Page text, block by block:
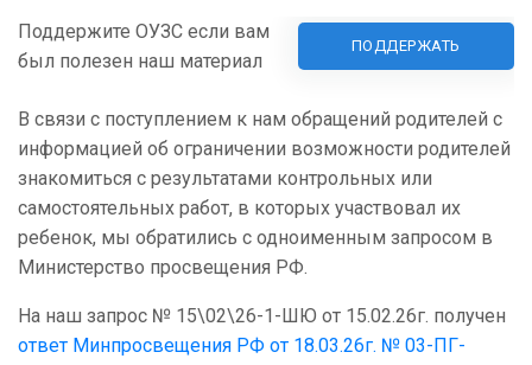
Поддержите ОУЗС если вам
был полезен наш материал
ПОДДЕРЖАТЬ
В связи с поступлением к нам обращений родителей с
информацией об ограничении возможности родителей
знакомиться с результатами контрольных или
самостоятельных работ, в которых участвовал их
ребенок, мы обратились с одноименным запросом в
Министерство просвещения РФ.
На наш запрос № 15\02\26-1-ШЮ от 15.02.26г. получен
ответ Минпросвещения РФ от 18.03.26г. № 03-ПГ-